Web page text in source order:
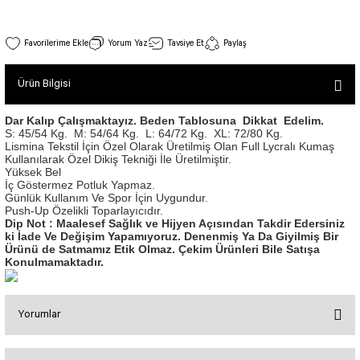
Basic Taytlar
Ve Bel Tayt
Deri Görünümlü Tayt
Tül Detaylı Spor Taytlar
Arkası Büzgülü Tayt
Dekolte Tayt
MODELLİ TAYTLAR
Fermuarlı Taytlar
İp Detaylı Spor Taytlar
Kısa Taytlar
Arkası Büzgülü Şort
Tulum Kategorisi 2
1 SCRUNCH BUTT TULUM
MAYORKA TULUM
Oslo Tulum
Sunset Tulum
LUNA BACKLESS TULUM
Çapraz İp Detaylı Tulum
Çift Çapraz Tulum
Tek Çapraz Tulum
Tulum Kategorisi 3
3 Kollu SCRUNCH BUTT Tulum
Fermuarlı Spor Bra
Halkalı Spor Bra
Viyana Spor Bustiyer
Spor Bustiyer 2
SCULPT LINE SPOR BUSTIYER
Tshirt
BOLERA
Tshirt
Bel Tasarımlı Spor Tayt Antrasit Rengi 1045
Yorum Yaz Tavsiye Et Paylaş
Ürün Bilgisi
Dar Kalıp Çalışmaktayız. Beden Tablosuna Dikkat Edelim.
S: 45/54 Kg.
M: 54/64 Kg. L: 64/72 Kg.
XL: 72/80 Kg.
Lismina Tekstil İçin Özel Olarak Üretilmiş Olan Full Lycralı Kumaş
Kullanılarak Özel Dikiş Tekniği İle Üretilmiştir.
Yüksek Bel
İç Göstermez Potluk Yapmaz.
Günlük Kullanım Ve Spor İçin Uygundur.
Push-Up Özelikli Toparlayıcıdır.
Dip Not : Maalesef Sağlık ve Hijyen Açısından Takdir Edersiniz
ki İade Ve Değişim Yapamıyoruz. Denenmiş Ya Da Giyilmiş Bir
Ürünü de Satmamız Etik Olmaz. Çekim Ürünleri Bile Satışa
Konulmamaktadır.
Yorumlar